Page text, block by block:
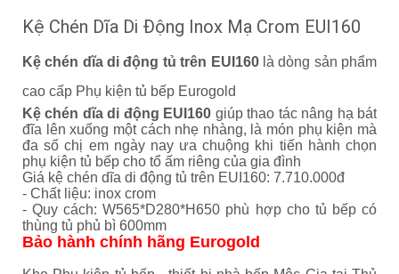
Kệ Chén Dĩa Di Động Inox Mạ Crom EUI160
Kệ chén dĩa di động tủ trên EUI160là dòng sản phẩm
cao cấp Phụ kiện tủ bếp Eurogold
Kệ chén dĩa di động EUI160 giúp thao tác nâng hạ bát
đĩa lên xuống một cách nhẹ nhàng, là món phụ kiện mà
đa số chị em ngày nay ưa chuộng khi tiến hành chọn
phụ kiện tủ bếp cho tổ ấm riêng của gia đình
Giá kệ chén dĩa di động tủ trên EUI160: 7.710.000đ
- Chất liệu: inox crom
- Quy cách: W565*D280*H650 phù hợp cho tủ bếp có
thùng tủ phủ bì 600mm
Bảo hành chính hãng Eurogold